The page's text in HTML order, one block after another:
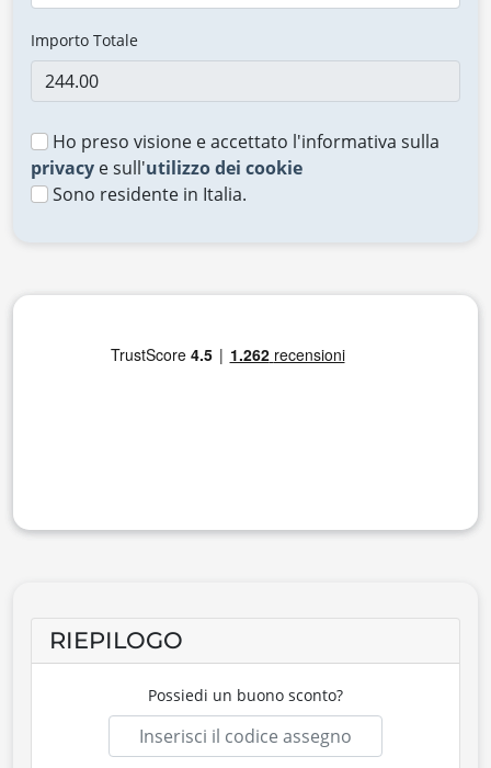
Importo Totale
Ho preso visione e accettato l'informativa sulla
privacy e sull'utilizzo dei cookie
Sono residente in Italia.
RIEPILOGO
Possiedi un buono sconto?